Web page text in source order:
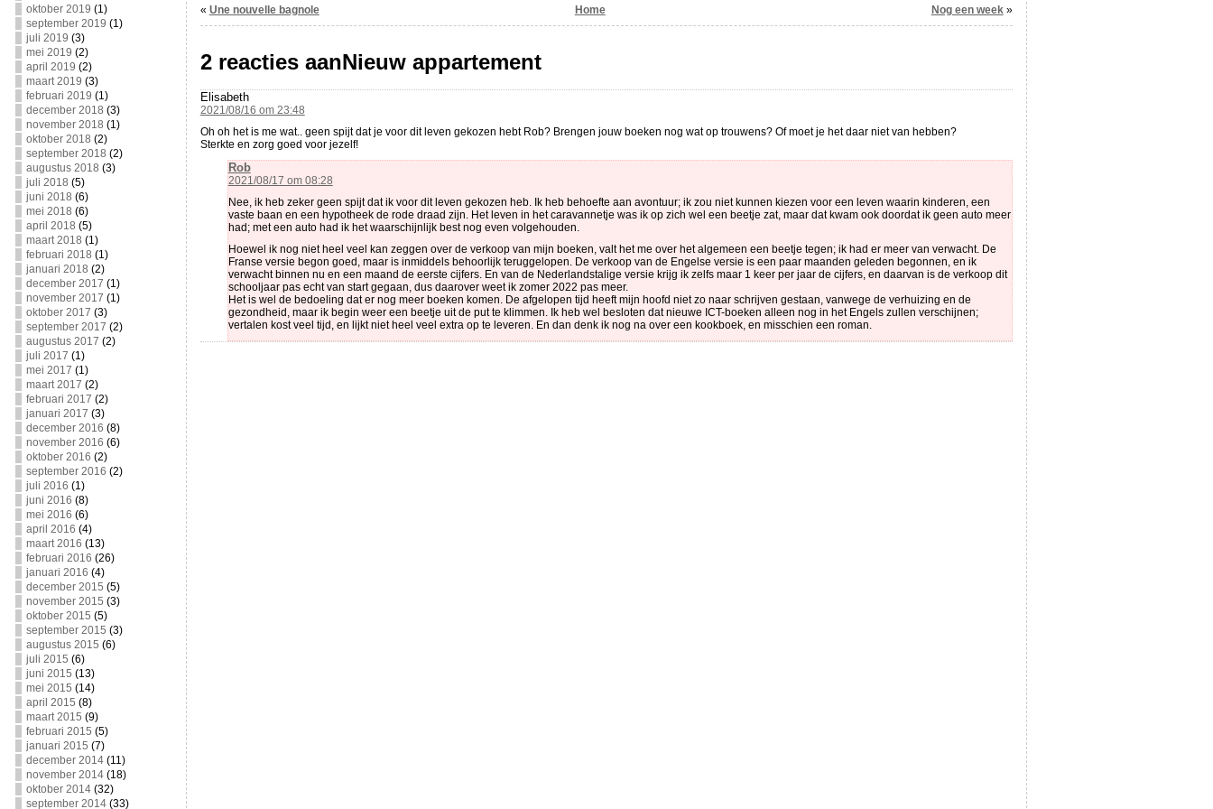
oktober 2019 (1)
september 2019 (1)
juli 2019 (3)
mei 2019 (2)
april 2019 (2)
maart 2019 (3)
februari 2019 (1)
december 2018 (3)
november 2018 (1)
oktober 2018 (2)
september 2018 (2)
augustus 2018 (3)
juli 2018 (5)
juni 2018 (6)
mei 2018 (6)
april 2018 (5)
maart 2018 (1)
februari 2018 (1)
januari 2018 (2)
december 2017 (1)
november 2017 (1)
oktober 2017 (3)
september 2017 (2)
augustus 2017 (2)
juli 2017 (1)
mei 2017 (1)
maart 2017 (2)
februari 2017 (2)
januari 2017 (3)
december 2016 (8)
november 2016 (6)
oktober 2016 (2)
september 2016 (2)
juli 2016 (1)
juni 2016 (8)
mei 2016 (6)
april 2016 (4)
maart 2016 (13)
februari 2016 (26)
januari 2016 (4)
december 2015 (5)
november 2015 (3)
oktober 2015 (5)
september 2015 (3)
augustus 2015 (6)
juli 2015 (6)
juni 2015 (13)
mei 2015 (14)
april 2015 (8)
maart 2015 (9)
februari 2015 (5)
januari 2015 (7)
december 2014(11)
november 2014(18)
oktober 2014(32)
september 2014(33)
« Une nouvelle bagnole Home Nog een week»
2 reacties aanNieuw appartement
Elisabeth
2021/08/16 om 23:48
Oh oh het is me wat.. geen spijt dat je voor dit leven gekozen hebt Rob? Brengen jouw boeken nog wat op trouwens? Of moet je het daar niet van hebben?
Sterkte en zorg goed voor jezelf!
Rob
2021/08/17 om 08:28
Nee, ik heb zeker geen spijt dat ik voor dit leven gekozen heb. Ik heb behoefte aan avontuur; ik zou niet kunnen kiezen voor een leven waarin kinderen, een
vaste baan en een hypotheek de rode draad zijn. Het leven in het caravannetje was ik op zich wel een beetje zat, maar dat kwam ook doordat ik geen auto meer
had; met een auto had ik het waarschijnlijk best nog even volgehouden.
Hoewel ik nog niet heel veel kan zeggen over de verkoop van mijn boeken, valt het me over het algemeen een beetje tegen; ik had er meer van verwacht. De
Franse versie begon goed, maar is inmiddels behoorlijk teruggelopen. De verkoop van de Engelse versie is een paar maanden geleden begonnen, en ik
verwacht binnen nu en een maand de eerste cijfers. En van de Nederlandstalige versie krijg ik zelfs maar 1 keer per jaar de cijfers, en daarvan is de verkoop dit
schooljaar pas echt van start gegaan, dus daarover weet ik zomer 2022 pas meer.
Het is wel de bedoeling dat er nog meer boeken komen. De afgelopen tijd heeft mijn hoofd niet zo naar schrijven gestaan, vanwege de verhuizing en de
gezondheid, maar ik begin weer een beetje uit de put te klimmen. Ik heb wel besloten dat nieuwe ICT-boeken alleen nog in het Engels zullen verschijnen;
vertalen kost veel tijd, en lijkt niet heel veel extra op te leveren. En dan denk ik nog na over een kookboek, en misschien een roman.